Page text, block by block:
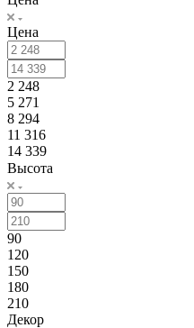
Цена
2 248
5 271
8 294
11 316
14 339
Высота
90
120
150
180
210
Декор